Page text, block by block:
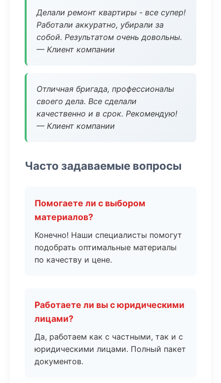
Делали ремонт квартиры - все супер!
Работали аккуратно, убирали за
собой. Результатом очень довольны.
— Клиент компании
Отличная бригада, профессионалы
своего дела. Все сделали
качественно и в срок. Рекомендую!
— Клиент компании
Часто задаваемые вопросы
Помогаете ли с выбором
материалов?
Конечно! Наши специалисты помогут
подобрать оптимальные материалы
по качеству и цене.
Работаете ли вы с юридическими
лицами?
Да, работаем как с частными, так и с
юридическими лицами. Полный пакет
документов.